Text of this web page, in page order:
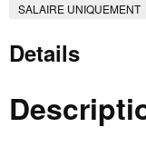
SALAIRE UNIQUEMENT
Details